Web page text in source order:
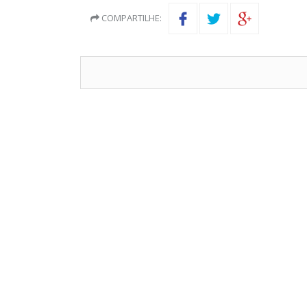
COMPARTILHE: